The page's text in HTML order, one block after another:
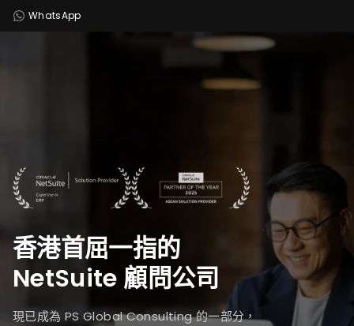
WhatsApp
香港首屈一指的
NetSuite 顧問公司
現已成為 PS Global Consulting 的一部分，